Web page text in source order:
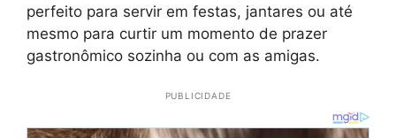
perfeito para servir em festas, jantares ou até
mesmo para curtir um momento de prazer
gastronômico sozinha ou com as amigas.
PUBLICIDADE